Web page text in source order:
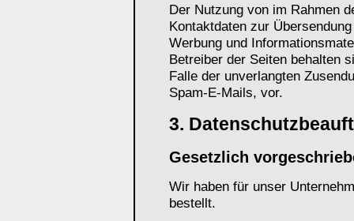
Der Nutzung von im Rahmen
Kontaktdaten zur
Werbung und
Betreiber der Seiten behalten
Falle der unverlangten
Spam-E-Mails, vor.
3.
Gesetzlich
Wir haben für unser
bestellt.